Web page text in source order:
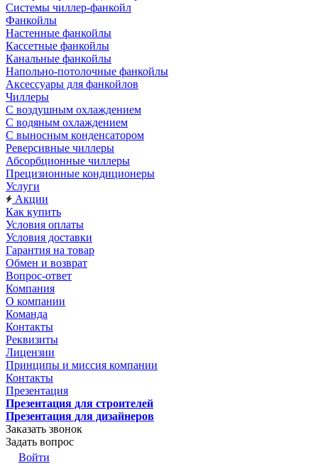
Системы чиллер-фанкойл
Фанкойлы
Настенные фанкойлы
Кассетные фанкойлы
Канальные фанкойлы
Напольно-потолочные фанкойлы
Аксессуары для фанкойлов
Чиллеры
С воздушным охлаждением
С водяным охлаждением
С выносным конденсатором
Реверсивные чиллеры
Абсорбционные чиллеры
Прецизионные кондиционеры
Услуги
Акции
Как купить
Условия оплаты
Условия доставки
Гарантия на товар
Обмен и возврат
Вопрос-ответ
Компания
О компании
Команда
Контакты
Реквизиты
Лицензии
Принципы и миссия компании
Контакты
Презентация
Презентация для строителей
Презентация для дизайнеров
Заказать звонок
Задать вопрос
Войти